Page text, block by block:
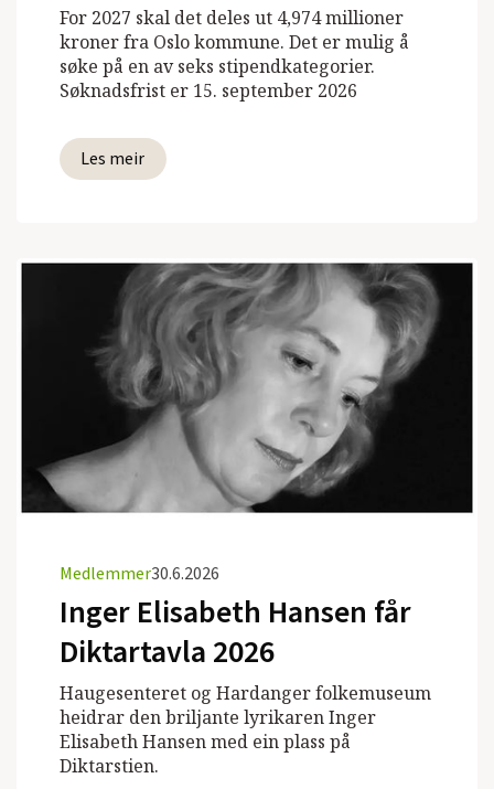
For 2027 skal det deles ut 4,974 millioner
kroner fra Oslo kommune. Det er mulig å
søke på en av seks stipendkategorier.
Søknadsfrist er 15. september 2026
Les meir
Medlemmer30.6.2026
Inger Elisabeth Hansen får
Diktartavla 2026
Haugesenteret og Hardanger folkemuseum
heidrar den briljante lyrikaren Inger
Elisabeth Hansen med ein plass på
Diktarstien.